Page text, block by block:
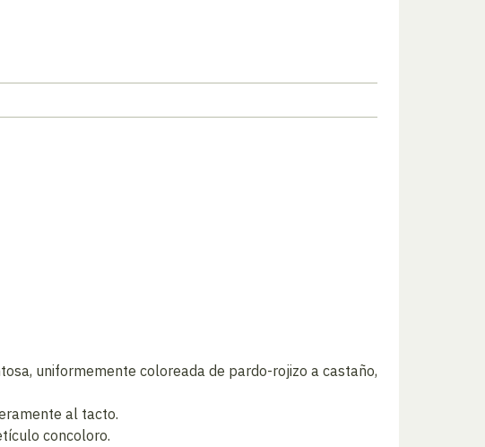
uniformemente coloreada de pardo-rojizo a castaño,
al tacto.
concoloro.